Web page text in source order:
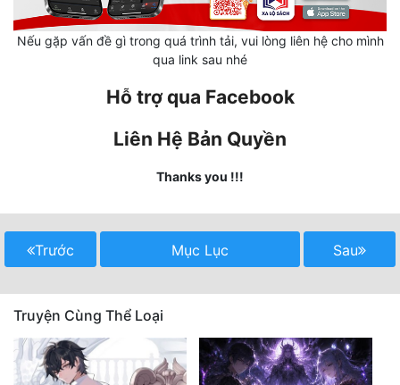
Ngược
Nữ Cường
Quan Trường
Quân Sự
Sắc
Sủng
Nếu gặp vấn đề gì trong quá trình tải, vui lòng liên hệ cho mình
qua link sau nhé
Hỗ trợ qua Facebook
Liên Hệ Bản Quyền
Thanks you !!!
Trước Mục Lục Sau
Truyện Cùng Thể Loại